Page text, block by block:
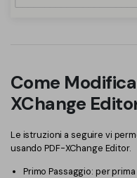
Come
XChange
Le istruzioni a seguire vi
usando PDF-XChange Editor.
Primo Passaggio: per